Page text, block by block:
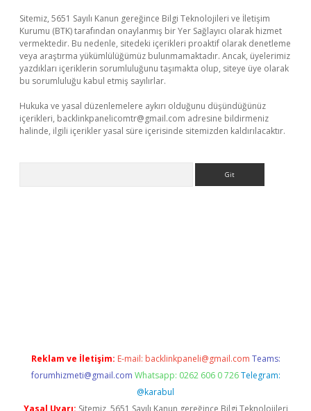
Sitemiz, 5651 Sayılı Kanun gereğince Bilgi Teknolojileri ve İletişim
Kurumu (BTK) tarafından onaylanmış bir Yer Sağlayıcı olarak hizmet
vermektedir. Bu nedenle, sitedeki içerikleri proaktif olarak denetleme
veya araştırma yükümlülüğümüz bulunmamaktadır. Ancak, üyelerimiz
yazdıkları içeriklerin sorumluluğunu taşımakta olup, siteye üye olarak
bu sorumluluğu kabul etmiş sayılırlar.
Hukuka ve yasal düzenlemelere aykırı olduğunu düşündüğünüz
içerikleri, backlinkpanelicomtr@gmail.com adresine bildirmeniz
halinde, ilgili içerikler yasal süre içerisinde sitemizden kaldırılacaktır.
Reklam ve İletişim: E-mail: backlinkpaneli@gmail.com Teams:
forumhizmeti@gmail.com Whatsapp: 0262 606 0 726 Telegram:
@karabul
Yasal Uyarı: Sitemiz, 5651 Sayılı Kanun gereğince Bilgi Teknolojileri